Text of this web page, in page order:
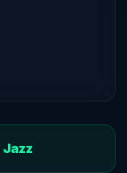
Jazz